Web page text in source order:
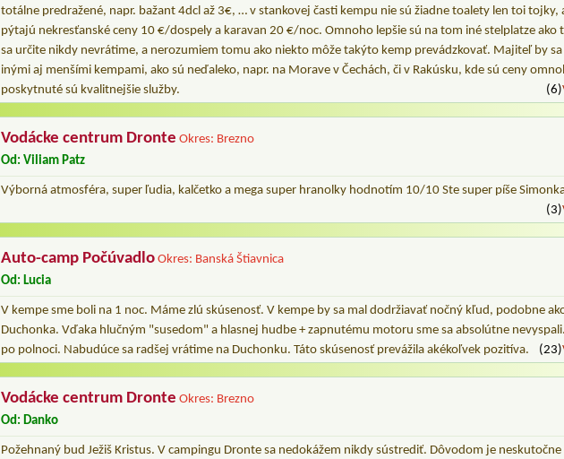
totálne predražené, napr. bažant 4dcl až 3€, … v stankovej časti kempu nie sú žiadne toalety len toi tojky,
pýtajú nekresťanské ceny 10 €/dospely a karavan 20 €/noc. Omnoho lepšie sú na tom iné stelplatze ako
sa určite nikdy nevrátime, a nerozumiem tomu ako niekto môže takýto kemp prevádzkovať. Majiteľ by
inými aj menšími kempami, ako sú neďaleko, napr. na Morave v Čechách, či v Rakúsku, kde sú ceny
poskytnuté sú kvalitnejšie služby.
(6)
Vodácke centrum Dronte Okres: Brezno
Od: Viliam Patz
Výborná atmosféra, super ľudia, kalčetko a mega super hranolky hodnotím 10/10 Ste super píše
(3)
Auto-camp Počúvadlo Okres: Banská Štiavnica
Od: Lucia
V kempe sme boli na 1 noc. Máme zlú skúsenosť. V kempe by sa mal dodržiavať nočný kľud, podobne
Duchonka. Vďaka hlučným "susedom" a hlasnej hudbe + zapnutému motoru sme sa absolútne
po polnoci. Nabudúce sa radšej vrátime na Duchonku. Táto skúsenosť prevážila akékoľvek pozitíva.
(23)
Vodácke centrum Dronte Okres: Brezno
Od: Danko
Požehnaný bud Ježiš Kristus. V campingu Dronte sa nedokážem nikdy sústrediť. Dôvodom je